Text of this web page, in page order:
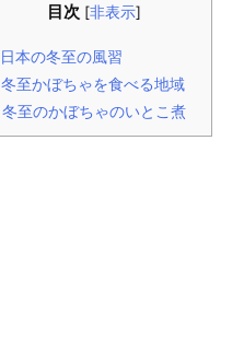
目次 [非表示]
日本の冬至の風習
冬至かぼちゃを食べる地域
冬至のかぼちゃのいとこ煮